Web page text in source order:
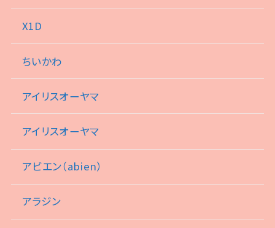
X1D
ちいかわ
アイリスオーヤマ
アイリスオーヤマ
アビエン（abien）
アラジン